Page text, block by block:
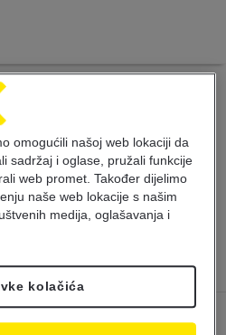
o
radnog
omogućili našoj web lokaciji da
sadržaj i oglase, pružali funkcije
web promet. Također dijelimo
naše web lokacije s našim
medija, oglašavanja i
kolačića